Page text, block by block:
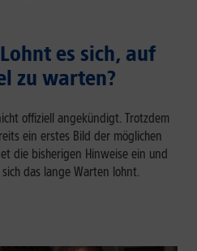
es sich, auf
zu warten?
offiziell angekündigt. Trotzdem
ein erstes Bild der möglichen
die bisherigen Hinweise ein und
das lange Warten lohnt.